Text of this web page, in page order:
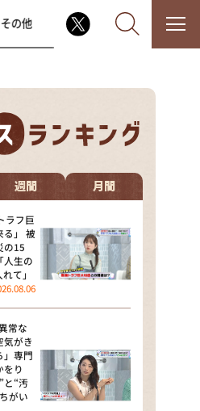
村の過ぎるTV
んですけど・・・
トークバラエティ！
ものいたって真剣です
トスクープ
えり
Z塚田×福井アナ
ねん！？」（news お
その他
週間 月間
ラフ巨
る」 被
の15
生の
て」
常な
気がき
」専門
をり
と“汚
がい